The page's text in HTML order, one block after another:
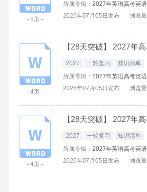
- 5页 -
所属专辑： 2027年英语高考英
2026年07月05日发布
浏览
- 4页 -
2027 一轮复习
知识清单
所属专辑： 2027年英语高考英
2026年07月05日发布
浏览
- 4页 -
2027 一轮复习
知识清单
所属专辑： 2027年英语高考英
2026年07月05日发布
浏览